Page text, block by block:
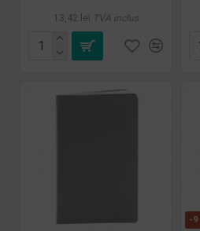
13,42 lei TVA inclus
-9